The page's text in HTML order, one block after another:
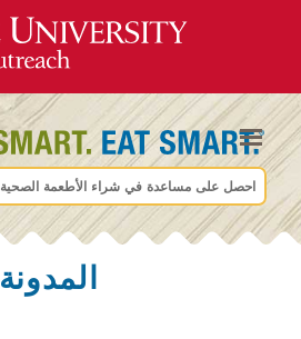
احصل على مساعدة في شراء الأطعمة الصحية
المدونة